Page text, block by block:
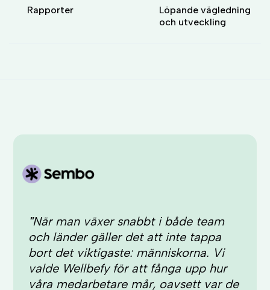
Rapporter
Löpande vägledning
och utveckling
"När man växer snabbt i både team
och länder gäller det att inte tappa
bort det viktigaste: människorna. Vi
valde Wellbefy för att fånga upp hur
våra medarbetare mår, oavsett var de